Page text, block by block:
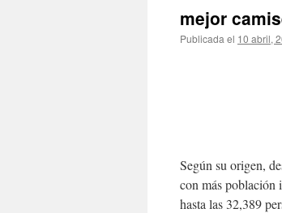
mejor
Publicada el 10 abril,
Según su origen,
con más población
hasta las 32,389